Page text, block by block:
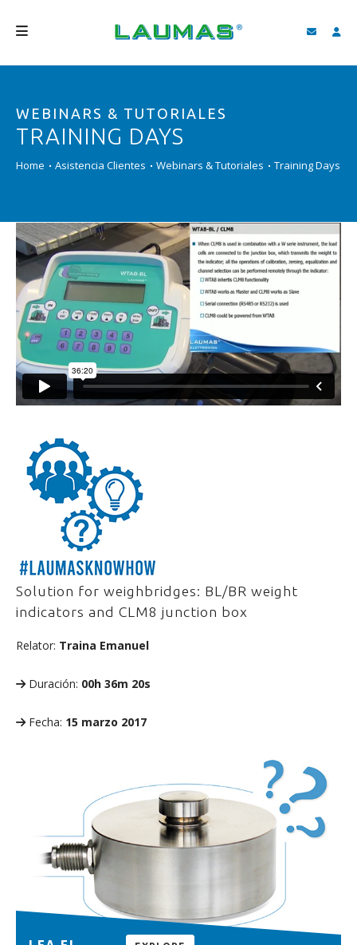
PRODUCTOS
SERVICIOS
BLOG
NEWS
BUSCAR
ESPAÑOL
WEBINARS & TUTORIALES
TRAINING DAYS
Home Asistencia Clientes Webinars & Tutoriales Training Days
Solution for weighbridges: BL/BR weight
indicators and CLM8 junction box
Relator: Traina Emanuel
Duración: 00h 36m 20s
Fecha: 15 marzo 2017